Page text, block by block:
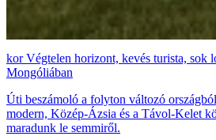
Végtelen horizont, kevés turista, sok
Mongóliában
Úti beszámoló a folyton változó
modern, Közép-Ázsia és a Távol-Kelet
maradunk le semmiről.